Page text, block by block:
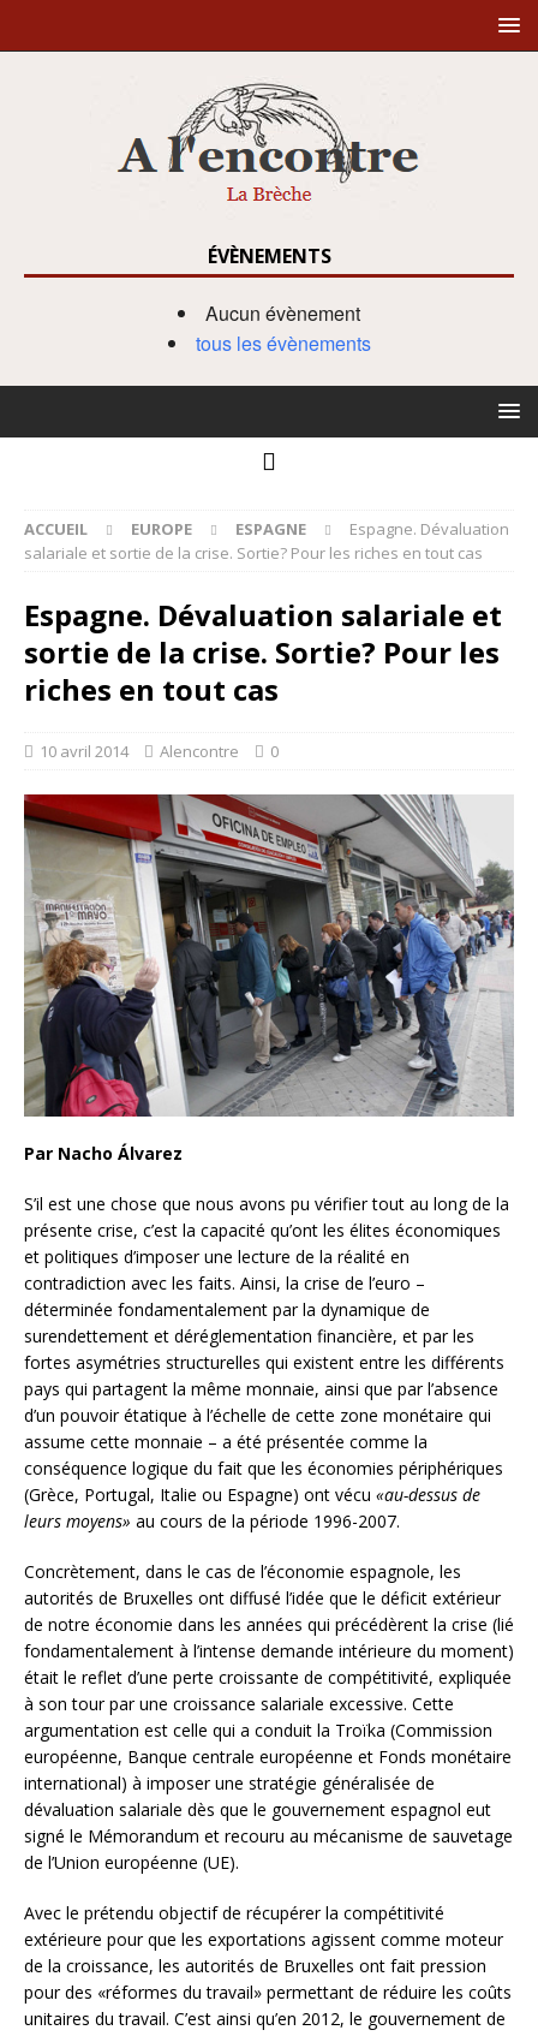
ÉVÈNEMENTS
Aucun évènement
tous les évènements
ACCUEIL EUROPE ESPAGNE
Espagne. Dévaluation
salariale et sortie de la crise. Sortie? Pour les riches en tout cas
Espagne. Dévaluation salariale et
sortie de la crise. Sortie? Pour les
riches en tout cas
10 avril 2014 Alencontre 0
Par Nacho Álvarez
S’il est une chose que nous avons pu vérifier tout au long de la
présente crise, c’est la capacité qu’ont les élites économiques
et politiques d’imposer une lecture de la réalité en
contradiction avec les faits. Ainsi, la crise de l’euro –
déterminée fondamentalement par la dynamique de
surendettement et déréglementation financière, et par les
fortes asymétries structurelles qui existent entre les différents
pays qui partagent la même monnaie, ainsi que par l’absence
d’un pouvoir étatique à l’échelle de cette zone monétaire qui
assume cette monnaie – a été présentée comme la
conséquence logique du fait que les économies périphériques
(Grèce, Portugal, Italie ou Espagne) ont vécu «au-dessus de
leurs moyens» au cours de la période 1996-2007.
Concrètement, dans le cas de l’économie espagnole, les
autorités de Bruxelles ont diffusé l’idée que le déficit extérieur
de notre économie dans les années qui précédèrent la crise (lié
fondamentalement à l’intense demande intérieure du moment)
était le reflet d’une perte croissante de compétitivité, expliquée
à son tour par une croissance salariale excessive. Cette
argumentation est celle qui a conduit la Troïka (Commission
européenne, Banque centrale européenne et Fonds monétaire
international) à imposer une stratégie généralisée de
dévaluation salariale dès que le gouvernement espagnol eut
signé le Mémorandum et recouru au mécanisme de sauvetage
de l’Union européenne (UE).
Avec le prétendu objectif de récupérer la compétitivité
extérieure pour que les exportations agissent comme moteur
de la croissance, les autorités de Bruxelles ont fait pression
pour des «réformes du travail» permettant de réduire les coûts
unitaires du travail. C’est ainsi qu’en 2012, le gouvernement de